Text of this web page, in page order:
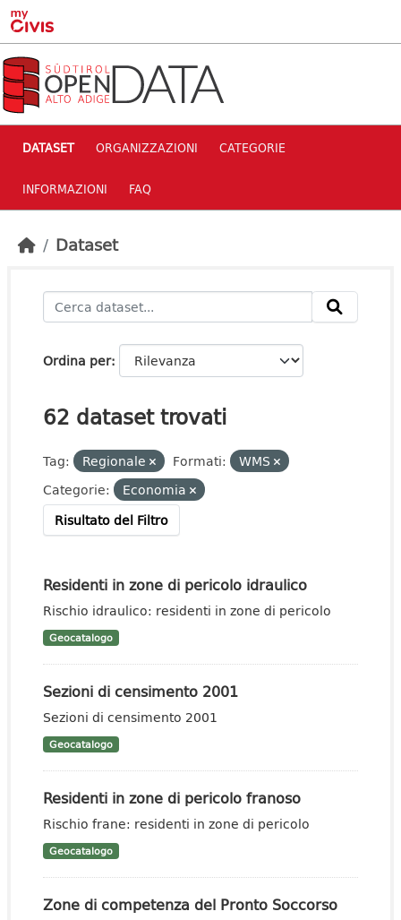
Skip to main content
DATASET ORGANIZZAZIONI CATEGORIE
INFORMAZIONI FAQ
Dataset
Ordina per
62 dataset trovati
Tag: Regionale Formati:
WMS
Categorie:
Economia
Risultato del Filtro
Residenti in zone di pericolo idraulico
Rischio idraulico: residenti in zone di pericolo
Geocatalogo
Sezioni di censimento 2001
Sezioni di censimento 2001
Geocatalogo
Residenti in zone di pericolo franoso
Rischio frane: residenti in zone di pericolo
Geocatalogo
Zone di competenza del Pronto Soccorso